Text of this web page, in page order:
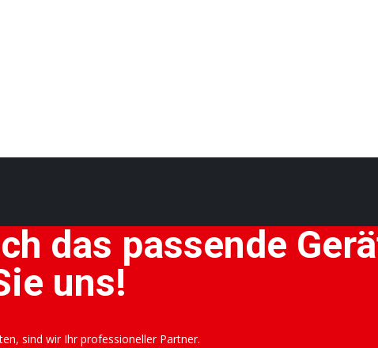
das passende
uns!
sind wir Ihr professioneller Partner.